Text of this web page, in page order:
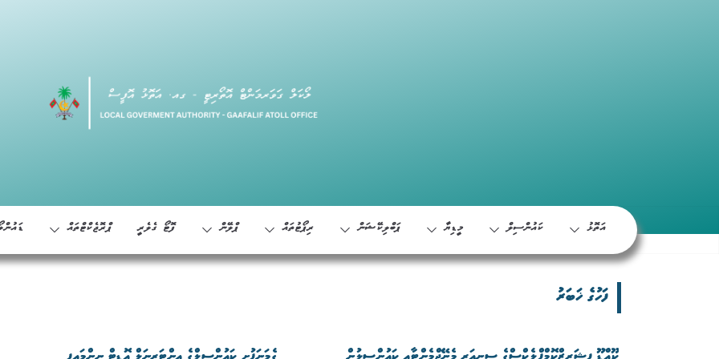
އަތޮޅު ކައުންސިލް މީޑިޔާ ޕަބްލިކޭޝަން ރިޕޯޓުތައް ޕްލޭން ފޮޓޯ ގެލެރީ ޕްރޮޖެކްޓްތައް
ފަހުގެ ޚަބަރު